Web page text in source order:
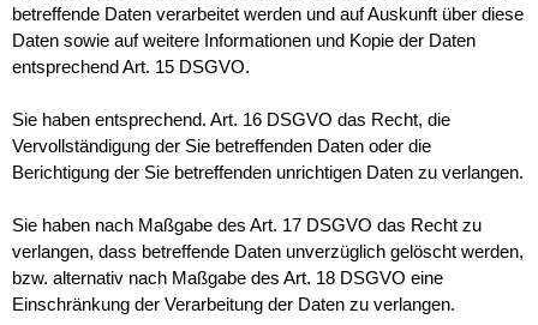
betreffende Daten verarbeitet werden und auf Auskunft über diese
Daten sowie auf weitere Informationen und Kopie der Daten
entsprechend Art. 15 DSGVO.
Sie haben entsprechend. Art. 16 DSGVO das Recht, die
Vervollständigung der Sie betreffenden Daten oder die
Berichtigung der Sie betreffenden unrichtigen Daten zu verlangen.
Sie haben nach Maßgabe des Art. 17 DSGVO das Recht zu
verlangen, dass betreffende Daten unverzüglich gelöscht werden,
bzw. alternativ nach Maßgabe des Art. 18 DSGVO eine
Einschränkung der Verarbeitung der Daten zu verlangen.